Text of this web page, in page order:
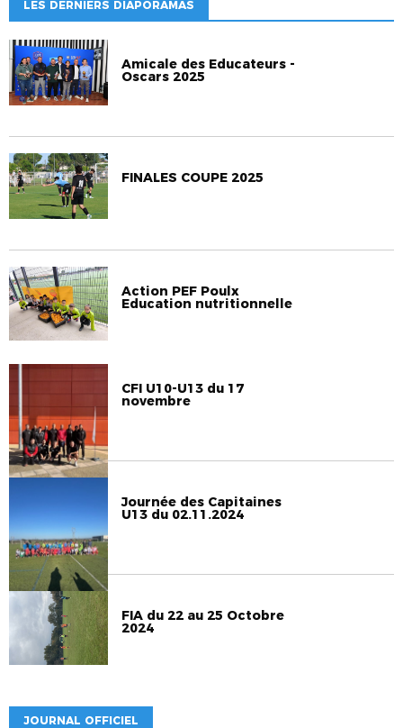
LES DERNIERS DIAPORAMAS
Amicale des Educateurs -
Oscars 2025
FINALES COUPE 2025
Action PEF Poulx
Education nutritionnelle
CFI U10-U13 du 17
novembre
Journée des Capitaines
U13 du 02.11.2024
FIA du 22 au 25 Octobre
2024
JOURNAL OFFICIEL